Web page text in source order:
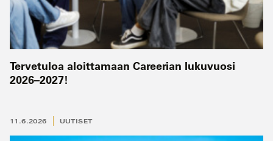
Tervetuloa aloittamaan Careerian lukuvuosi
2026–2027!
11.6.2026 UUTISET